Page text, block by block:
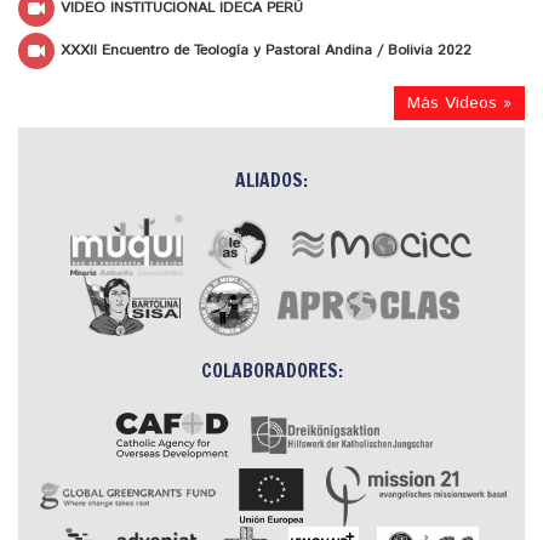
VIDEO INSTITUCIONAL IDECA PERÚ
XXXII Encuentro de Teología y Pastoral Andina / Bolivia 2022
Más Videos »
ALIADOS:
COLABORADORES: